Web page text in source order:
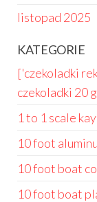
listopad 2025
KATEGORIE
['czekoladki
czekoladki 20
1 to 1 scale
10 foot
10 foot boat
10 foot boat